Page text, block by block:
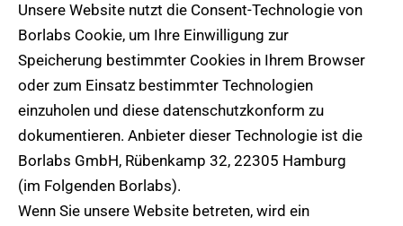
Unsere Website nutzt die Consent-Technologie von
Borlabs Cookie, um Ihre Einwilligung zur
Speicherung bestimmter Cookies in Ihrem Browser
oder zum Einsatz bestimmter Technologien
einzuholen und diese datenschutzkonform zu
dokumentieren. Anbieter dieser Technologie ist die
Borlabs GmbH, Rübenkamp 32, 22305 Hamburg
(im Folgenden Borlabs).
Wenn Sie unsere Website betreten, wird ein